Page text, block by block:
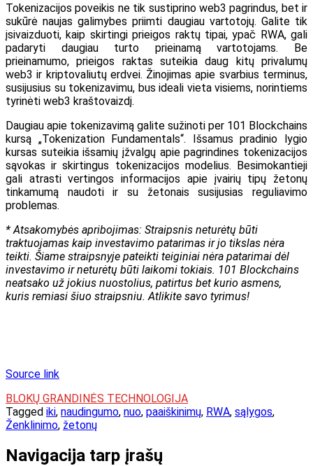
Tokenizacijos poveikis ne tik sustiprino web3 pagrindus, bet ir
sukūrė naujas galimybes priimti daugiau vartotojų. Galite tik
įsivaizduoti, kaip skirtingi prieigos raktų tipai, ypač RWA, gali
padaryti daugiau turto prieinamą vartotojams. Be
prieinamumo, prieigos raktas suteikia daug kitų privalumų
web3 ir kriptovaliutų erdvei. Žinojimas apie svarbius terminus,
susijusius su tokenizavimu, bus ideali vieta visiems, norintiems
tyrinėti web3 kraštovaizdį.
Daugiau apie tokenizavimą galite sužinoti per 101 Blockchains
kursą „Tokenization Fundamentals“. Išsamus pradinio lygio
kursas suteikia išsamių įžvalgų apie pagrindines tokenizacijos
sąvokas ir skirtingus tokenizacijos modelius. Besimokantieji
gali atrasti vertingos informacijos apie įvairių tipų žetonų
tinkamumą naudoti ir su žetonais susijusias reguliavimo
problemas.
* Atsakomybės apribojimas: Straipsnis neturėtų būti
traktuojamas kaip investavimo patarimas ir jo tikslas nėra
teikti. Šiame straipsnyje pateikti teiginiai nėra patarimai dėl
investavimo ir neturėtų būti laikomi tokiais. 101 Blockchains
neatsako už jokius nuostolius, patirtus bet kurio asmens,
kuris remiasi šiuo straipsniu. Atlikite savo tyrimus!
Source link
BLOKŲ GRANDINĖS TECHNOLOGIJA
Tagged iki, naudingumo, nuo, paaiškinimų, RWA, sąlygos,
Ženklinimo, žetonų
Navigacija tarp įrašų